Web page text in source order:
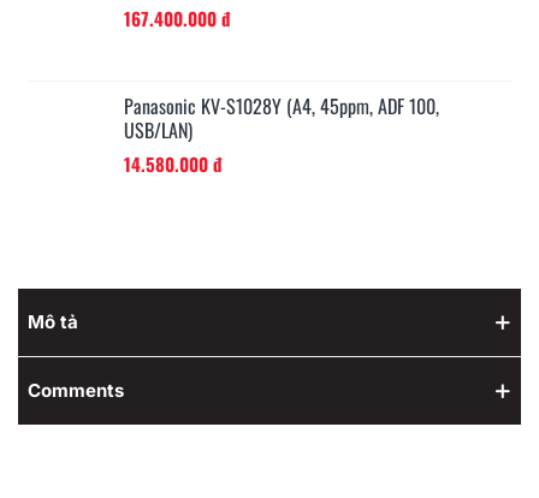
167.400.000 đ
Panasonic KV-S1028Y (A4, 45ppm, ADF 100,
USB/LAN)
14.580.000 đ
Mô tả
Comments